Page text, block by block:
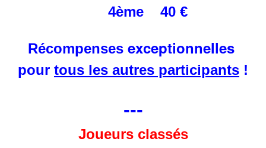
4ème 40 €
Récompenses exceptionnelles
pour tous les autres participants !
---
Joueurs classés